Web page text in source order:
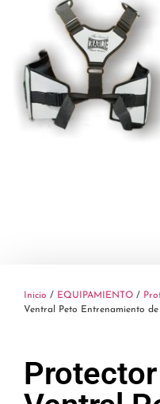
Inicio / EQUIPAMIENTO /
Ventral Peto Entrenamiento de